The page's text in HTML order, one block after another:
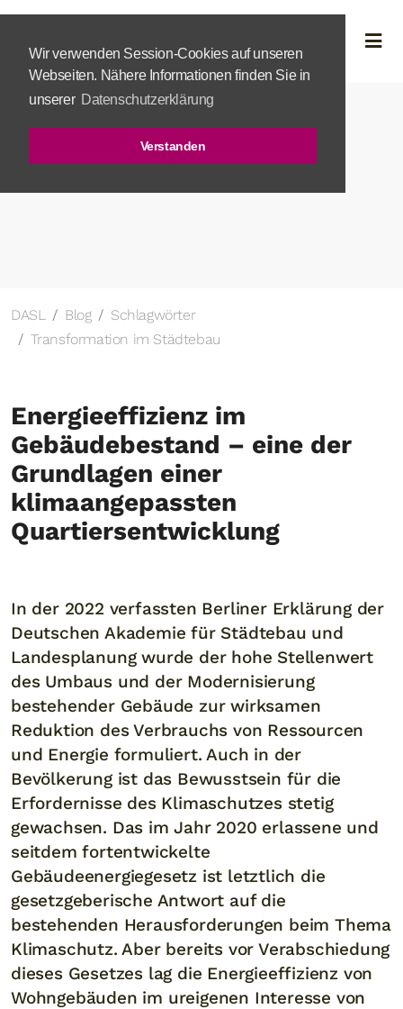
Wir verwenden Session-Cookies auf unseren
Webseiten. Nähere Informationen finden Sie in
unserer Datenschutzerklärung
Verstanden
DASL Blog
Schlagwörter
Transformation im Städtebau
Energieeffizienz im
Gebäudebestand – eine der
Grundlagen einer
klimaangepassten
Quartiersentwicklung
In der 2022 verfassten Berliner Erklärung der
Deutschen Akademie für Städtebau und
Landesplanung wurde der hohe Stellenwert
des Umbaus und der Modernisierung
bestehender Gebäude zur wirksamen
Reduktion des Verbrauchs von Ressourcen
und Energie formuliert. Auch in der
Bevölkerung ist das Bewusstsein für die
Erfordernisse des Klimaschutzes stetig
gewachsen. Das im Jahr 2020 erlassene und
seitdem fortentwickelte
Gebäudeenergiegesetz ist letztlich die
gesetzgeberische Antwort auf die
bestehenden Herausforderungen beim Thema
Klimaschutz. Aber bereits vor Verabschiedung
dieses Gesetzes lag die Energieeffizienz von
Wohngebäuden im ureigenen Interesse von